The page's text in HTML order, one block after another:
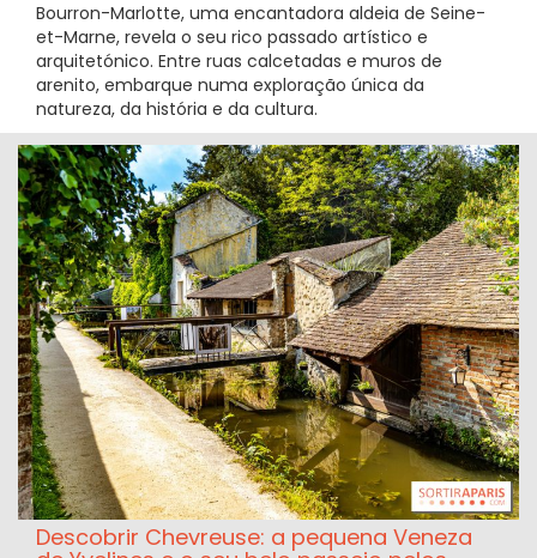
Bourron-Marlotte, uma encantadora aldeia de Seine-
et-Marne, revela o seu rico passado artístico e
arquitetónico. Entre ruas calcetadas e muros de
arenito, embarque numa exploração única da
natureza, da história e da cultura.
Descobrir Chevreuse: a pequena Veneza